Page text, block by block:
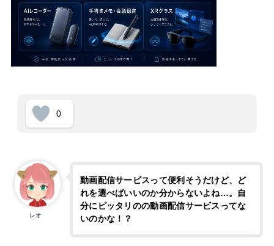
0
レオ
動画配信サービスって便利そうだけど、ど
れを選べばいいのか分からないよね…。自
分にピッタリのの動画配信サービスってな
いのかな！？